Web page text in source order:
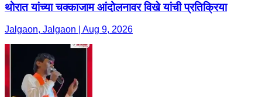
थोरात यांच्या चक्काजाम आंदोलनावर विखे यांची प्रतिक्रिया
Jalgaon, Jalgaon | Aug 9, 2026